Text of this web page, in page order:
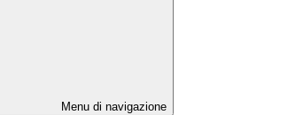
Menu di navigazione